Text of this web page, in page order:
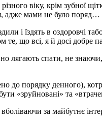
віку, крім зубної
адже мами не було поряд…
і їздять в оздоровчі
що всі, я й досі добре
лягають спати, не
до порядку денного),
«зруйновані» та
за майбутнє